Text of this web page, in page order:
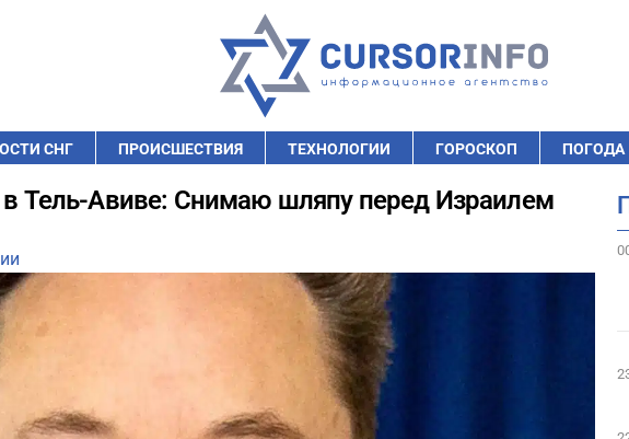
СНГ ПРОИСШЕСТВИЯ ТЕХНОЛОГИИ ГОРОСКОП ПОГОДА
Тель-Авиве: Снимаю шляпу перед Израилем